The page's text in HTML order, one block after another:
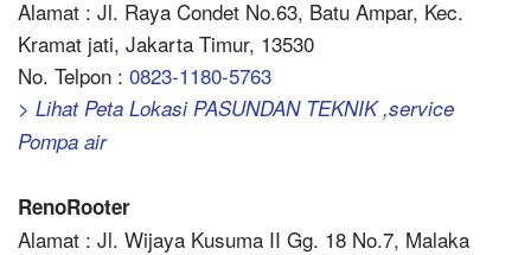
Alamat : Jl. Raya Condet No.63, Batu Ampar, Kec.
Kramat jati, Jakarta Timur, 13530
No. Telpon : 0823-1180-5763
> Lihat Peta Lokasi PASUNDAN TEKNIK ,service
Pompa air
RenoRooter
Alamat : Jl. Wijaya Kusuma II Gg. 18 No.7, Malaka